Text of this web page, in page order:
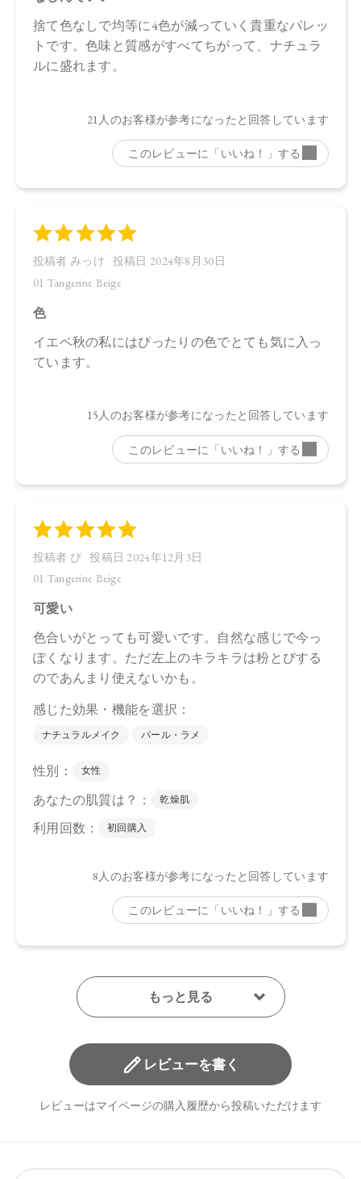
マシ油、酢酸セルロース、ラウリン酸亜鉛、ホウケイ酸（Ca
／Al）、シリカ、アルガニアスピノサ核油、オプンチアフィ
クスインジカ種子油、カニナバラ果実油、スクワラン、トコ
フェロール、ローズマリー葉エキス、マイカ、合成フルオロ
【メーカー品番】
・01 Tangerine Beige：4570106732748
・02 Daydream Fleur：4570106732755
・EX01 Affogato Shot：4570106732762
CosmeKitchen 2024/4/25
Biople 2024/4/25
Make↗Kitchen 2024/4/25
※店舗での取り扱いや詳しい在庫状況につきましては、各店
※発売日は予告なく変更する可能性がございます。予めご了
※通常はご注文より１～３営業日での発送となります。
商品によっては、お届けまで１～２週間かかる場合がござい
●パッケージはリニューアル等の理由により、写真と異なる場
合がございます。
●パッケージのリニューアル等の理由により、成分・処方が記
●予告なくパッケージ仕様が変更になる場合がございます。
レビューを書く
レビューはマイページの購入履歴から投稿いただけます